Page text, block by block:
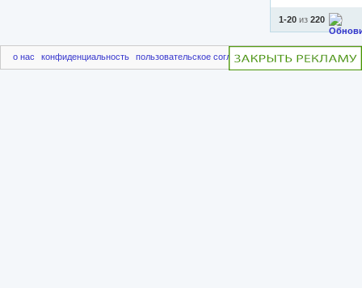
1-20 из 220
о нас конфиденциальность пользовательское соглашение чаво пригласить